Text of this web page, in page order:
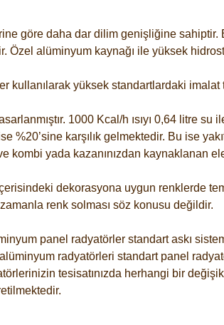
göre daha dar dilim genişliğine sahiptir.
Özel alüminyum kaynağı ile yüksek
kullanılarak yüksek standartlardaki
1000 Kcal/h ısıyı 0,64 litre
%20’sine karşılık gelmektedir. Bu ise
kombi yada kazanınızdan kaynaklanan
dekorasyona uygun renklerde
renk solması söz konusu değildir.
panel radyatörler standart askı
radyatörleri standart panel
tesisatınızda herhangi bir